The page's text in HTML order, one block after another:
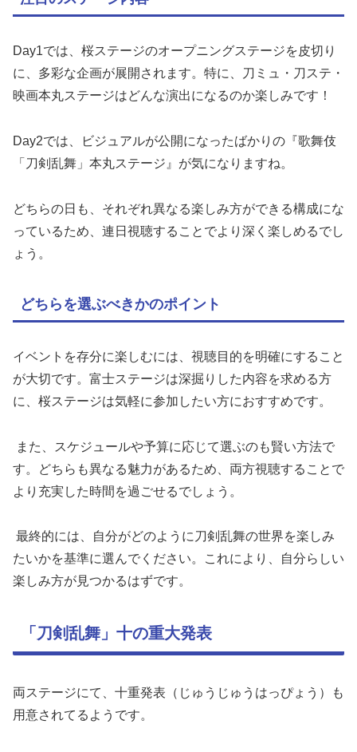
Day1では、桜ステージのオープニングステージを皮切り
に、多彩な企画が展開されます。特に、刀ミュ・刀ステ・
映画本丸ステージはどんな演出になるのか楽しみです！
Day2では、ビジュアルが公開になったばかりの『歌舞伎
「刀剣乱舞」本丸ステージ』が気になりますね。
どちらの日も、それぞれ異なる楽しみ方ができる構成にな
っているため、連日視聴することでより深く楽しめるでし
ょう。
どちらを選ぶべきかのポイント
イベントを存分に楽しむには、視聴目的を明確にすること
が大切です。富士ステージは深掘りした内容を求める方
に、桜ステージは気軽に参加したい方におすすめです。
また、スケジュールや予算に応じて選ぶのも賢い方法で
す。どちらも異なる魅力があるため、両方視聴することで
より充実した時間を過ごせるでしょう。
最終的には、自分がどのように刀剣乱舞の世界を楽しみ
たいかを基準に選んでください。これにより、自分らしい
楽しみ方が見つかるはずです。
「刀剣乱舞」十の重大発表
両ステージにて、十重発表（じゅうじゅうはっぴょう）も
用意されてるようです。